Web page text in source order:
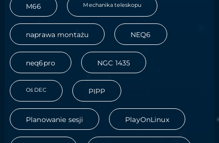
M66 Mechanika teleskopu
naprawa montażu NEQ6
neq6pro NGC 1435
Oś DEC PIPP
Planowanie sesji PlayOnLinux